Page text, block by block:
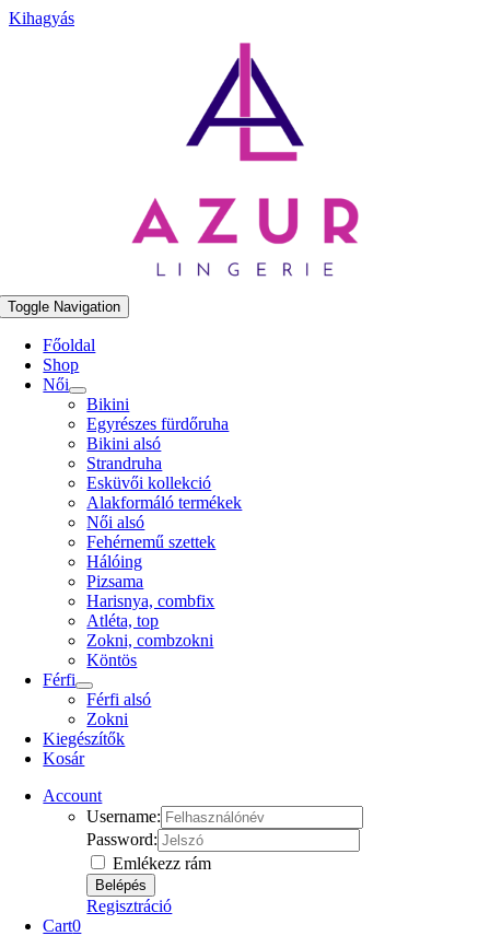
Kihagyás
Toggle Navigation
Főoldal
Shop
Női
Bikini
Egyrészes fürdőruha
Bikini alsó
Strandruha
Esküvői kollekció
Alakformáló termékek
Női alsó
Fehérnemű szettek
Hálóing
Pizsama
Harisnya, combfix
Atléta, top
Zokni, combzokni
Köntös
Férfi
Férfi alsó
Zokni
Kiegészítők
Kosár
Account
Username:
Password:
Emlékezz rám
Regisztráció
Cart0